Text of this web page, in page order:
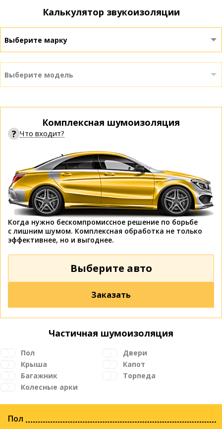
Калькулятор звукоизоляции
Выберите марку
Выберите модель
Комплексная шумоизоляция
? Что входит?
Когда нужно бескомпромиссное решение по борьбе
с лишним шумом. Комплексная обработка не только
эффективнее, но и выгоднее.
Выберите авто
Заказать
Частичная шумоизоляция
Пол
Двери
Крыша
Капот
Багажник
Торпеда
Колесные арки
Пол